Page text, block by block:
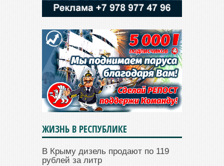
ЖИЗНЬ В РЕСПУБЛИКЕ
В Крыму дизель продают по 119
рублей за литр